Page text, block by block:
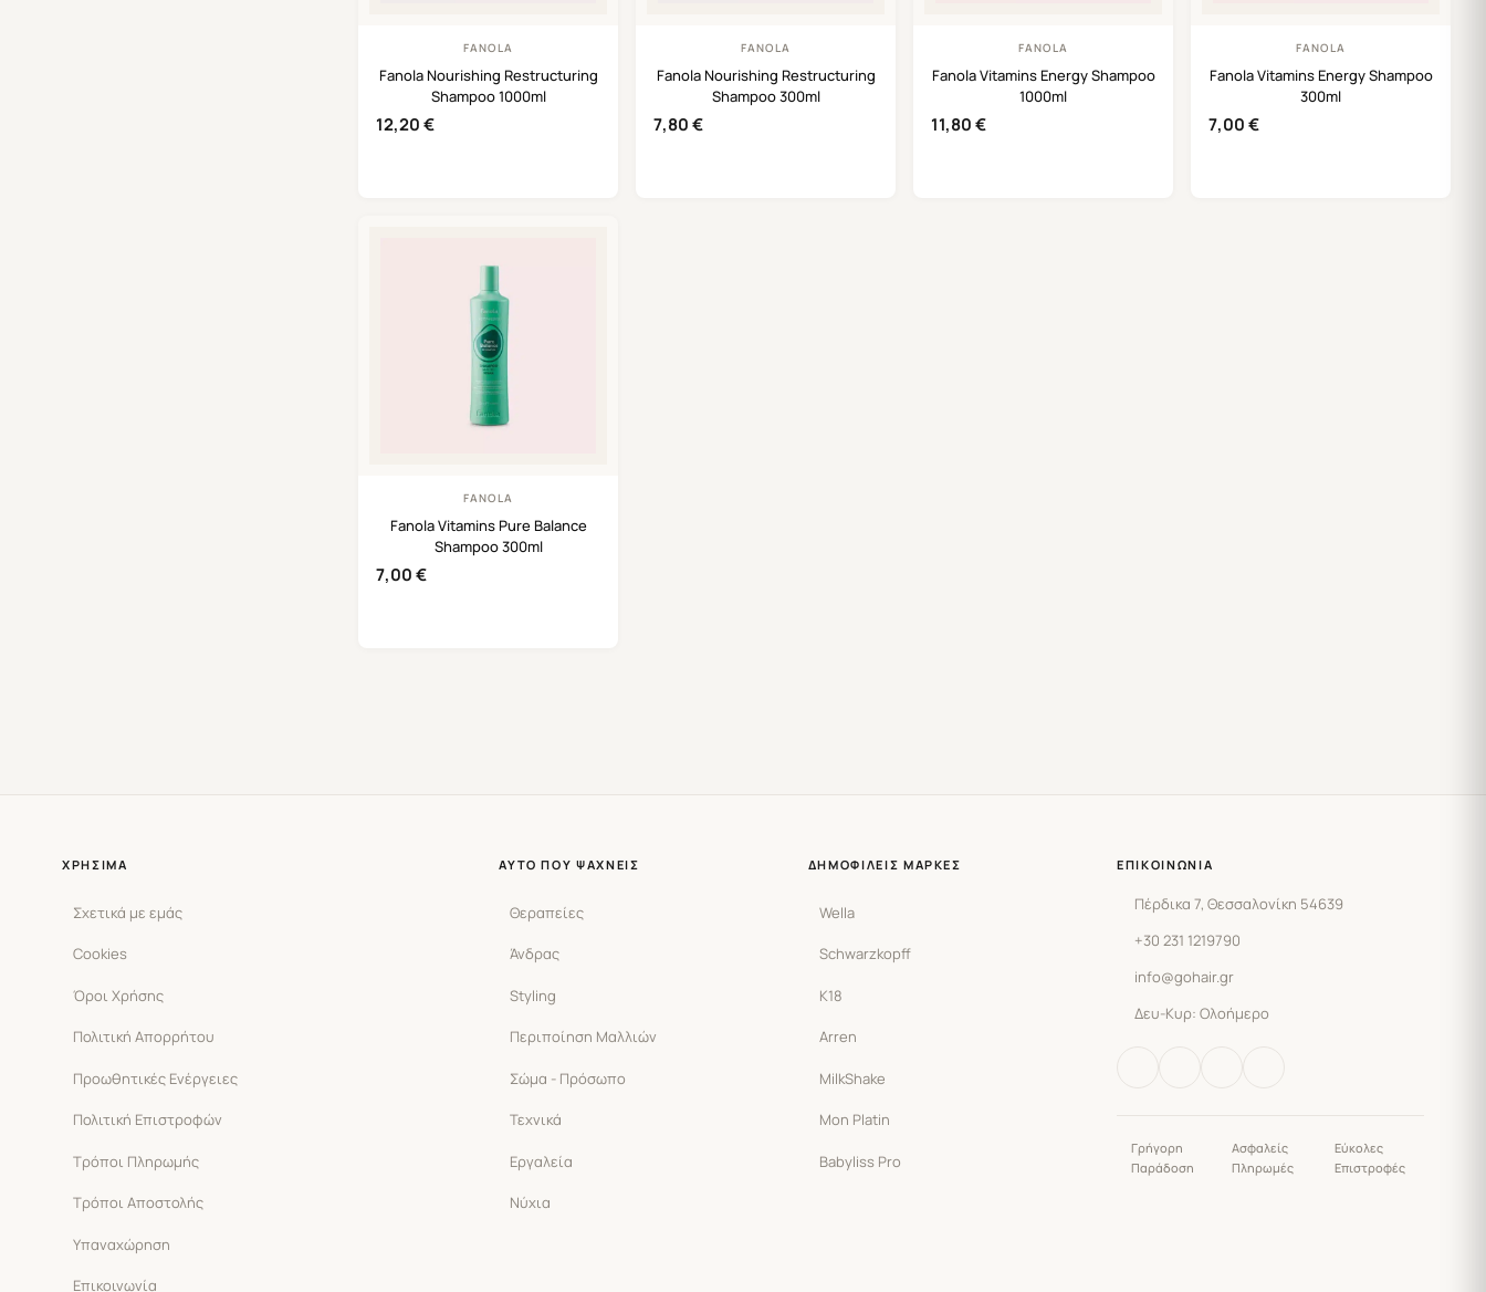
FANOLA
Fanola Nourishing Restructuring
Shampoo 1000ml
12,20€
FANOLA
Fanola Nourishing Restructuring
Shampoo 300ml
7,80€
FANOLA
Fanola Vitamins Energy Shampoo
1000ml
11,80€
FANOLA
Fanola Vitamins Energy Shampoo
300ml
7,00€
FANOLA
Fanola Vitamins Pure Balance
Shampoo 300ml
7,00€
ΧΡΉΣΙΜΑ
Σχετικά με εμάς
Cookies
Όροι Χρήσης
Πολιτική Απορρήτου
Προωθητικές Ενέργειες
Πολιτική Επιστροφών
Τρόποι Πληρωμής
Τρόποι Αποστολής
Υπαναχώρηση
Επικοινωνία
ΑΥΤΌ ΠΟΥ ΨΆΧΝΕΙΣ
Θεραπείες
Άνδρας
Styling
Περιποίηση Μαλλιών
Σώμα - Πρόσωπο
Τεχνικά
Εργαλεία
Νύχια
ΔΗΜΟΦΙΛΕΊΣ ΜΆΡΚΕΣ
Wella
Schwarzkopff
K18
Arren
MilkShake
Mon Platin
Babyliss Pro
ΕΠΙΚΟΙΝΩΝΊΑ
Πέρδικα 7, Θεσσαλονίκη 54639
+30 231 1219790
info@gohair.gr
Δευ-Κυρ: Ολοήμερο
Γρήγορη
Παράδοση
Ασφαλείς
Πληρωμές
Εύκολες
Επιστροφές